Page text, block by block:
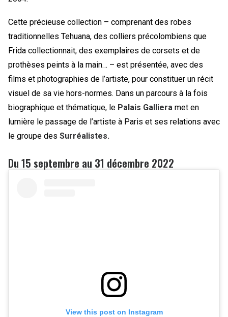
Cette précieuse collection – comprenant des robes
traditionnelles Tehuana, des colliers précolombiens que
Frida collectionnait, des exemplaires de corsets et de
prothèses peints à la main… – est présentée, avec des
films et photographies de l’artiste, pour constituer un récit
visuel de sa vie hors-normes. Dans un parcours à la fois
biographique et thématique, le Palais Galliera met en
lumière le passage de l’artiste à Paris et ses relations avec
le groupe des Surréalistes.
Du 15 septembre au 31 décembre 2022
View this post on Instagram